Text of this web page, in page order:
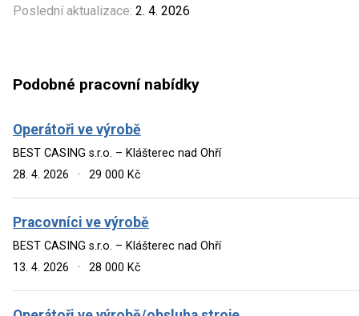
Poslední aktualizace: 2. 4. 2026
Podobné pracovní nabídky
Operátoři ve výrobě
BEST CASING s.r.o. – Klášterec nad Ohří
28. 4. 2026
· 29 000 Kč
Pracovníci ve výrobě
BEST CASING s.r.o. – Klášterec nad Ohří
13. 4. 2026
· 28 000 Kč